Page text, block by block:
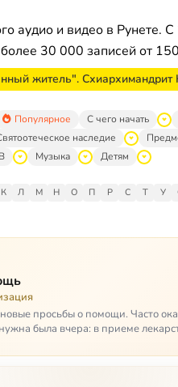
аудио и видео в Рунете.
30 000 записей от
житель".
Популярное С чего начать
наследие
Музыка Детям
К Л М Н О П Р С Т У
просьбы о помощи. Часто
была вчера: в приеме